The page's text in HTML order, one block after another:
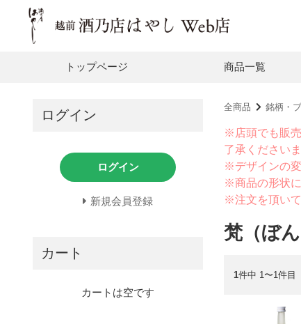
トップページ 商品一覧
全商品 銘柄・
※店頭でも販
了承くださいま
※デザインの
※商品の形状
※注文を頂い
梵（ぼ
1件中 1〜1件目
ログイン
ログイン
新規会員登録
カート
カートは空です